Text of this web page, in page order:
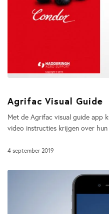
Agrifac Visual Guide
Met de Agrifac visual guide app
video instructies krijgen over
4 september 2019